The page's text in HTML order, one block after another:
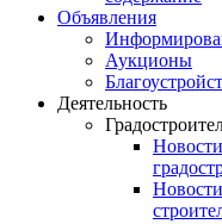
Объявления
Аукционы
Деятельность